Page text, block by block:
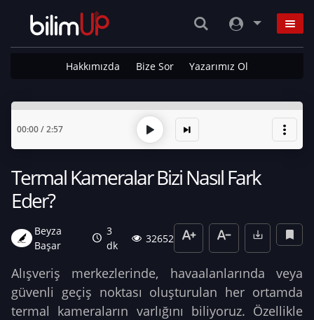
Hakkımızda Bize Sor Yazarımız Ol
00:00/2:57
Termal Kameralar Bizi Nasıl Fark
Eder?
Beyza
Başar
3
dk
32652
Alışveriş merkezlerinde, havaalanlarında veya
güvenli geçiş noktası oluşturulan her ortamda
termal kameraların varlığını biliyoruz. Özellikle